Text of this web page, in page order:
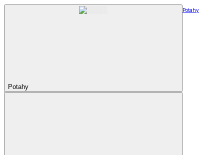
Potahy
Potahy